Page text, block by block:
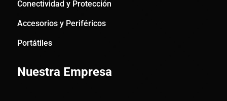
Conectividad y Protección
Accesorios y Periféricos
Portátiles
Nuestra Empresa